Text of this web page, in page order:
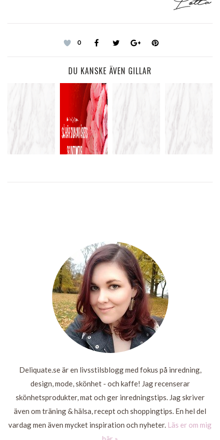
0
DU KANSKE ÄVEN GILLAR
LÄS
MER LÄS
MER
Deliquate.se är en livsstilsblogg med fokus på inredning,
design, mode, skönhet - och kaffe! Jag recenserar
skönhetsprodukter, mat och ger inredningstips. Jag skriver
även om träning & hälsa, recept och shoppingtips. En hel del
vardag men även mycket inspiration och nyheter. Läs er om mig